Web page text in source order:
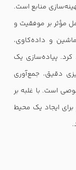
منابع است.
مؤثر بر موفقیت و
و داده‌کاوی،
پیاده‌سازی یک
دقیق، جمع‌آوری
است. با غلبه بر
ایجاد یک محیط